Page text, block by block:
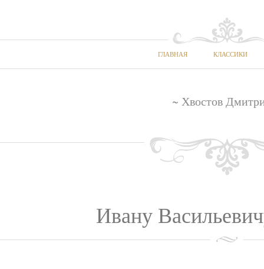
ГЛАВНАЯ КЛАССИКИ
~ Хвостов
Ивану